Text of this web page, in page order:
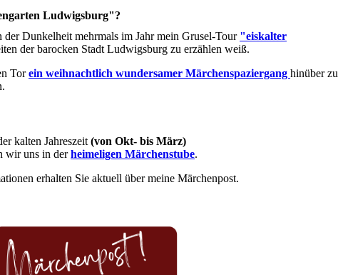
Ludwigsburg"?
Dunkelheit mehrmals im Jahr mein Grusel-Tour "eiskalter
der barocken Stadt Ludwigsburg zu erzählen weiß.
Torein weihnachtlich wundersamer Märchenspaziergang hinüber
kalten Jahreszeit (von Okt- bis März)
wir uns in derheimeligen Märchenstube.
erhalten Sie aktuell über meine Märchenpost.